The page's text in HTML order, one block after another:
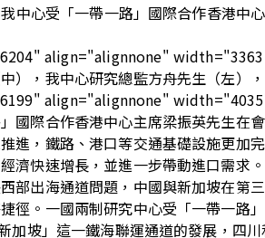
中心受「一帶一路」國際合作香港
align="alignnone"
），我中心研究總監方舟先生（左
align="alignnone"
國際合作香港中心主席梁振英先生在
進，鐵路、港口等交通基礎設施更
濟快速增長，並進一步帶動進口需求。
部出海通道問題，中國與新加坡在
徑。一國兩制研究中心受「一帶一
加坡」這一鐵海聯運通道的發展，四